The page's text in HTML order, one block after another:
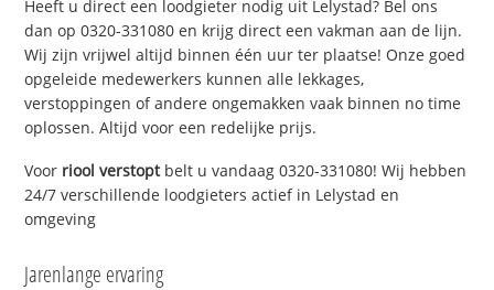
Heeft u direct een loodgieter nodig uit Lelystad? Bel ons
dan op 0320-331080 en krijg direct een vakman aan de lijn.
Wij zijn vrijwel altijd binnen één uur ter plaatse! Onze goed
opgeleide medewerkers kunnen alle lekkages,
verstoppingen of andere ongemakken vaak binnen no time
oplossen. Altijd voor een redelijke prijs.
Voor riool verstoptbelt u vandaag 0320-331080! Wij hebben
24/7 verschillende loodgieters actief in Lelystad en
omgeving
Jarenlange ervaring